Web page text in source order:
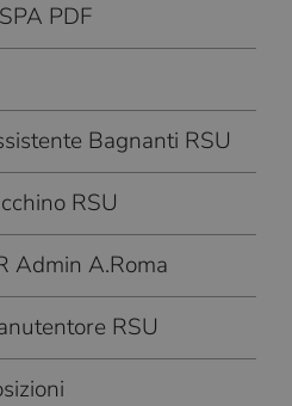
PDF
Bagnanti RSU
RSU
Admin A.Roma
RSU